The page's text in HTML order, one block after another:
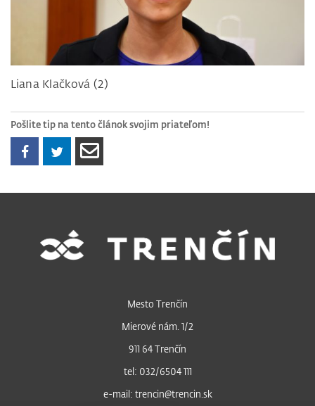
Liana Klačková (2)
Pošlite tip na tento článok svojim priateľom!
Mesto Trenčín
Mierové nám. 1/2
911 64 Trenčín
tel: 032/6504 111
e-mail: trencin@trencin.sk